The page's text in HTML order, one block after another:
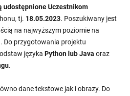
udostępnione Uczestnikom
tj. 18.05.2023. Poszukiwany jest
na najwyższym poziomie na
Do przygotowania projektu
języka Python lub Java oraz
.
dane tekstowe jak i obrazy. Do